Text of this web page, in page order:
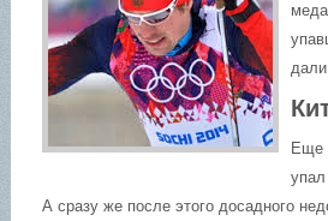
Еще
А сразу же после этого досадного